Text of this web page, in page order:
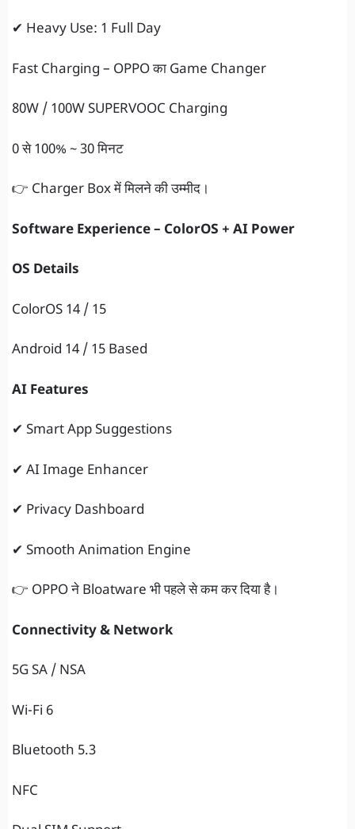
✔ Heavy Use: 1 Full Day
Fast Charging – OPPO का Game Changer
80W / 100W SUPERVOOC Charging
0 से 100% ~ 30 मिनट
👉 Charger Box में मिलने की उम्मीद।
Software Experience – ColorOS + AI Power
OS Details
ColorOS 14 / 15
Android 14 / 15 Based
AI Features
✔ Smart App Suggestions
✔ AI Image Enhancer
✔ Privacy Dashboard
✔ Smooth Animation Engine
👉 OPPO ने Bloatware भी पहले से कम कर दिया है।
Connectivity & Network
5G SA / NSA
Wi-Fi 6
Bluetooth 5.3
NFC